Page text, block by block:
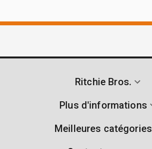
Ritchie Bros.
Plus d'informations
Meilleures catégories